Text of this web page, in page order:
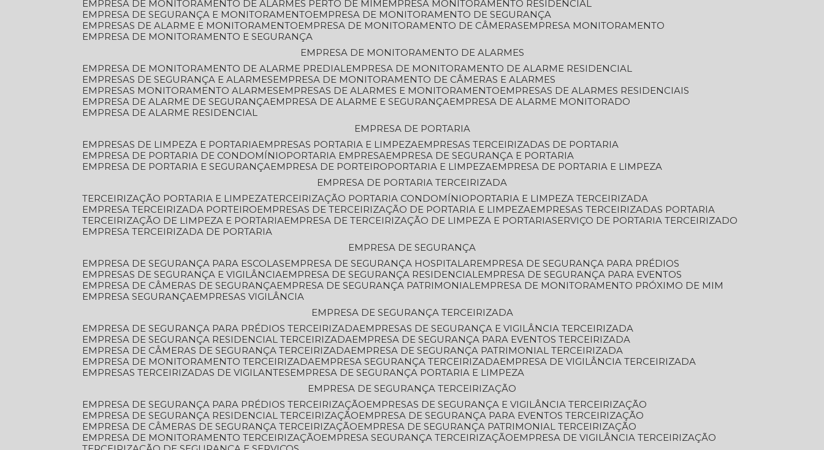
EMPRESA DE MONITORAMENTO DE ALARMES PERTO DE MIM
EMPRESA MONITORAMENTO RESIDENCIAL
EMPRESA DE SEGURANÇA E MONITORAMENTO
EMPRESA DE MONITORAMENTO DE SEGURANÇA
EMPRESAS DE ALARME E MONITORAMENTO
EMPRESA DE MONITORAMENTO DE CÂMERAS
EMPRESA MONITORAMENTO
EMPRESA DE MONITORAMENTO E SEGURANÇA
EMPRESA DE MONITORAMENTO DE ALARMES
EMPRESA DE MONITORAMENTO DE ALARME PREDIAL
EMPRESA DE MONITORAMENTO DE ALARME RESIDENCIAL
EMPRESAS DE SEGURANÇA E ALARMES
EMPRESA DE MONITORAMENTO DE CÂMERAS E ALARMES
EMPRESAS MONITORAMENTO ALARMES
EMPRESAS DE ALARMES E MONITORAMENTO
EMPRESAS DE ALARMES RESIDENCIAIS
EMPRESA DE ALARME DE SEGURANÇA
EMPRESA DE ALARME E SEGURANÇA
EMPRESA DE ALARME MONITORADO
EMPRESA DE ALARME RESIDENCIAL
EMPRESA DE PORTARIA
EMPRESAS DE LIMPEZA E PORTARIA
EMPRESAS PORTARIA E LIMPEZA
EMPRESAS TERCEIRIZADAS DE PORTARIA
EMPRESA DE PORTARIA DE CONDOMÍNIO
PORTARIA EMPRESA
EMPRESA DE SEGURANÇA E PORTARIA
EMPRESA DE PORTARIA E SEGURANÇA
EMPRESA DE PORTEIRO PORTARIA E LIMPEZA
EMPRESA DE PORTARIA E LIMPEZA
EMPRESA DE PORTARIA TERCEIRIZADA
TERCEIRIZAÇÃO PORTARIA E LIMPEZA TERCEIRIZAÇÃO PORTARIA CONDOMÍNIO
PORTARIA E LIMPEZA TERCEIRIZADA
EMPRESA TERCEIRIZADA PORTEIRO
EMPRESAS DE TERCEIRIZAÇÃO DE PORTARIA E LIMPEZA
EMPRESAS TERCEIRIZADAS PORTARIA
TERCEIRIZAÇÃO DE LIMPEZA E PORTARIA
EMPRESA DE TERCEIRIZAÇÃO DE LIMPEZA E PORTARIA SERVIÇO DE PORTARIA TERCEIRIZADO
EMPRESA TERCEIRIZADA DE PORTARIA
EMPRESA DE SEGURANÇA
EMPRESA DE SEGURANÇA PARA ESCOLAS
EMPRESA DE SEGURANÇA HOSPITALAR
EMPRESA DE SEGURANÇA PARA PRÉDIOS
EMPRESAS DE SEGURANÇA E VIGILÂNCIA
EMPRESA DE SEGURANÇA RESIDENCIAL
EMPRESA DE SEGURANÇA PARA EVENTOS
EMPRESA DE CÂMERAS DE SEGURANÇA
EMPRESA DE SEGURANÇA PATRIMONIAL
EMPRESA DE MONITORAMENTO PRÓXIMO DE MIM
EMPRESA SEGURANÇA
EMPRESAS VIGILÂNCIA
EMPRESA DE SEGURANÇA TERCEIRIZADA
EMPRESA DE SEGURANÇA PARA PRÉDIOS TERCEIRIZADA
EMPRESAS DE SEGURANÇA E VIGILÂNCIA TERCEIRIZADA
EMPRESA DE SEGURANÇA RESIDENCIAL TERCEIRIZADA
EMPRESA DE SEGURANÇA PARA EVENTOS TERCEIRIZADA
EMPRESA DE CÂMERAS DE SEGURANÇA TERCEIRIZADA
EMPRESA DE SEGURANÇA PATRIMONIAL TERCEIRIZADA
EMPRESA DE MONITORAMENTO TERCEIRIZADA
EMPRESA SEGURANÇA TERCEIRIZADA
EMPRESA DE VIGILÂNCIA TERCEIRIZADA
EMPRESAS TERCEIRIZADAS DE VIGILANTES
EMPRESA DE SEGURANÇA PORTARIA E LIMPEZA
EMPRESA DE SEGURANÇA TERCEIRIZAÇÃO
EMPRESA DE SEGURANÇA PARA PRÉDIOS TERCEIRIZAÇÃO
EMPRESAS DE SEGURANÇA E VIGILÂNCIA TERCEIRIZAÇÃO
EMPRESA DE SEGURANÇA RESIDENCIAL TERCEIRIZAÇÃO
EMPRESA DE SEGURANÇA PARA EVENTOS TERCEIRIZAÇÃO
EMPRESA DE CÂMERAS DE SEGURANÇA TERCEIRIZAÇÃO
EMPRESA DE SEGURANÇA PATRIMONIAL TERCEIRIZAÇÃO
EMPRESA DE MONITORAMENTO TERCEIRIZAÇÃO
EMPRESA SEGURANÇA TERCEIRIZAÇÃO
EMPRESA DE VIGILÂNCIA TERCEIRIZAÇÃO